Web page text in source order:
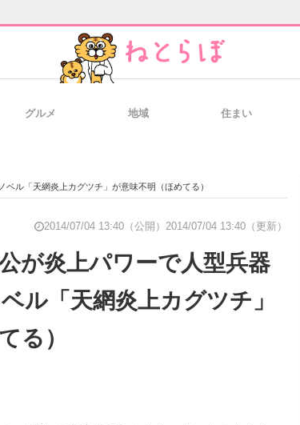
経営リー
イト IT製品の技術・比較・事例 製造業の
エネルギ
グルメ 地域 住まい
ル「天網炎上カグツチ」が意味不明（ほめてる）
2014/07/04 13:40（公開） 2014/07/04 13:40（更新）
が炎上パワーで人型兵器
ル「天網炎上カグツチ」
る）